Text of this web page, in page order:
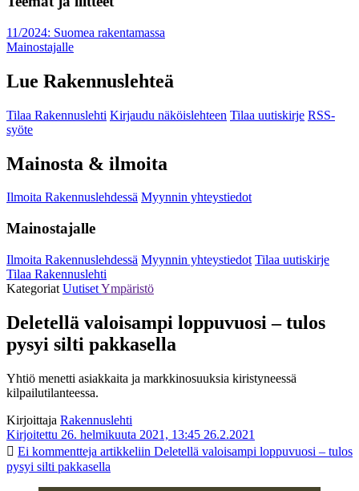
11/2024: Suomea rakentamassa
Mainostajalle
Lue Rakennuslehteä
Tilaa Rakennuslehti Kirjaudu näköislehteen Tilaa uutiskirje RSS-
syöte
Mainosta & ilmoita
Ilmoita Rakennuslehdessä Myynnin yhteystiedot
Mainostajalle
Ilmoita Rakennuslehdessä Myynnin yhteystiedot Tilaa uutiskirje
Tilaa Rakennuslehti
Kategoriat UutisetYmpäristö
Deletellä valoisampi loppuvuosi – tulos
pysyi silti pakkasella
Yhtiö menetti asiakkaita ja markkinosuuksia kiristyneessä
kilpailutilanteessa.
Kirjoittaja Rakennuslehti
Kirjoitettu 26. helmikuuta 2021, 13:45 26.2.2021
Ei kommentteja artikkeliin Deletellä valoisampi loppuvuosi – tulos
pysyi silti pakkasella